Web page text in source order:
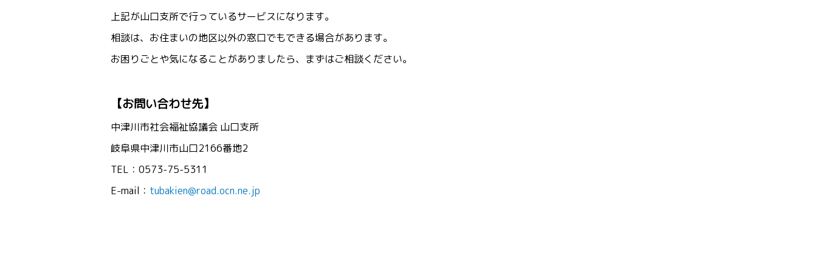
上記が山口支所で行っているサービスになります。
相談は、お住まいの地区以外の窓口でもできる場合があります。
お困りごとや気になることがありましたら、まずはご相談ください。
【お問い合わせ先】
中津川市社会福祉協議会 山口支所
岐阜県中津川市山口2166番地2
TEL：0573-75-5311
E-mail： tubakien@road.ocn.ne.jp